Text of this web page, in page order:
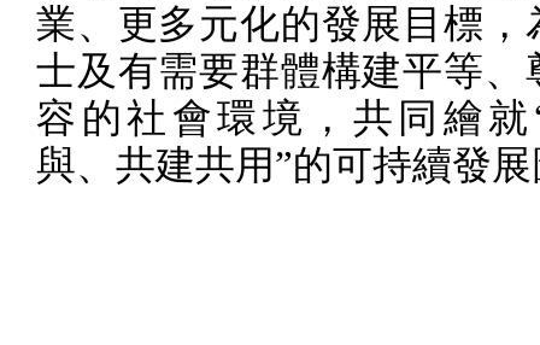
業、更多元化的發展目標，
士及有需要群體構建平等、
容的社會環境，共同繪就
與、共建共用”的可持續發